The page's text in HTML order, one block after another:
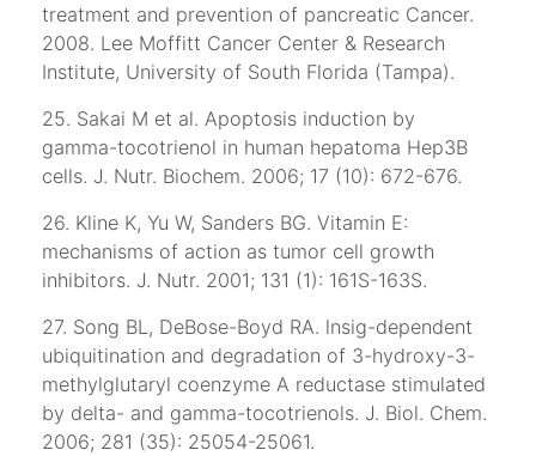
treatment and prevention of pancreatic Cancer.
2008. Lee Moffitt Cancer Center & Research
Institute, University of South Florida (Tampa).
25. Sakai M et al. Apoptosis induction by
gamma-tocotrienol in human hepatoma Hep3B
cells. J. Nutr. Biochem. 2006; 17 (10): 672-676.
26. Kline K, Yu W, Sanders BG. Vitamin E:
mechanisms of action as tumor cell growth
inhibitors. J. Nutr. 2001; 131 (1): 161S-163S.
27. Song BL, DeBose-Boyd RA. lnsig-dependent
ubiquitination and degradation of 3-hydroxy-3-
methylglutaryl coenzyme A reductase stimulated
by delta- and gamma-tocotrienols. J. Biol. Chem.
2006; 281 (35): 25054-25061.